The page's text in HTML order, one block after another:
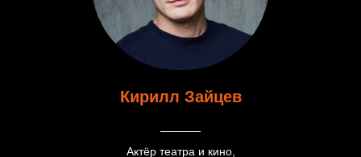
Кирилл Зайцев
Актёр театра и кино,